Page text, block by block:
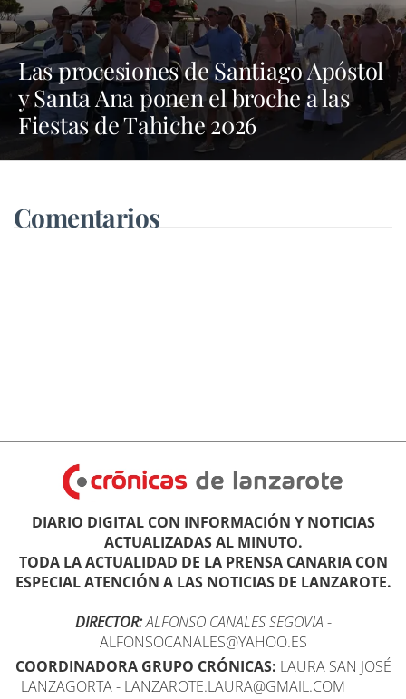
Las procesiones de Santiago Apóstol
y Santa Ana ponen el broche a las
Fiestas de Tahiche 2026
Comentarios
DIARIO DIGITAL CON INFORMACIÓN Y NOTICIAS
ACTUALIZADAS AL MINUTO.
TODA LA ACTUALIDAD DE LA PRENSA CANARIA CON
ESPECIAL ATENCIÓN A LAS NOTICIAS DE LANZAROTE.
DIRECTOR:ALFONSO CANALES SEGOVIA -
ALFONSOCANALES@YAHOO.ES
COORDINADORA GRUPO CRÓNICAS: LAURA SAN JOSÉ
LANZAGORTA - LANZAROTE.LAURA@GMAIL.COM